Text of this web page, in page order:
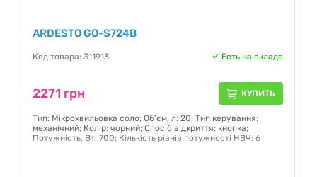
ARDESTO GO-S724B
Код товара: 311913 Есть на складе
2271 грн КУПИТЬ
Тип: Мікрохвильовка соло; Об'єм, л: 20; Тип керування:
механічний; Колір: чорний; Спосіб відкриття: кнопка;
Потужність, Вт: 700; Кількість рівнів потужності НВЧ: 6